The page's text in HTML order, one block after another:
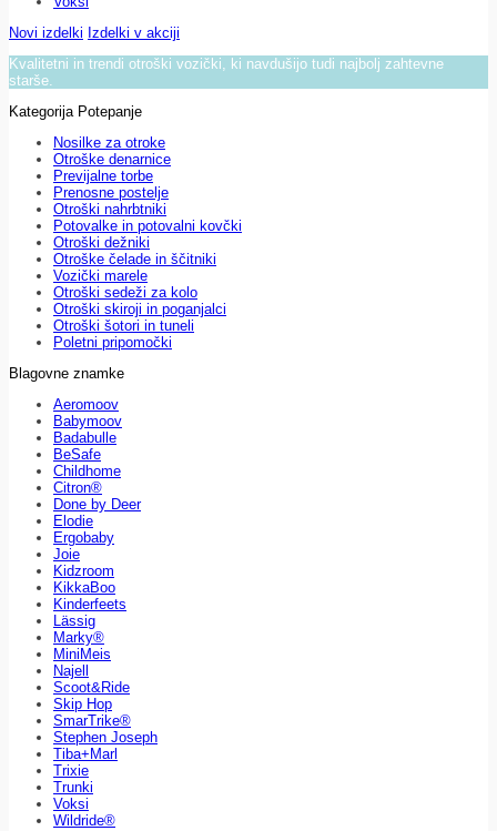
Novi izdelki Izdelki v akciji
Kvalitetni in trendi otroški vozički, ki navdušijo tudi najbolj zahtevne
starše.
Kategorija Potepanje
Nosilke za otroke
Otroške denarnice
Previjalne torbe
Prenosne postelje
Otroški nahrbtniki
Potovalke in potovalni kovčki
Otroški dežniki
Otroške čelade in ščitniki
Vozički marele
Otroški sedeži za kolo
Otroški skiroji in poganjalci
Otroški šotori in tuneli
Poletni pripomočki
Blagovne znamke
Aeromoov
Babymoov
Badabulle
BeSafe
Childhome
Citron®
Done by Deer
Elodie
Ergobaby
Joie
Kidzroom
KikkaBoo
Kinderfeets
Lässig
Marky®
MiniMeis
Najell
Scoot&Ride
Skip Hop
SmarTrike®
Stephen Joseph
Tiba+Marl
Trixie
Trunki
Voksi
Wildride®